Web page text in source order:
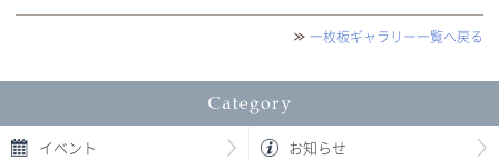
一枚板ギャラリー一覧へ戻る
イベント お知らせ